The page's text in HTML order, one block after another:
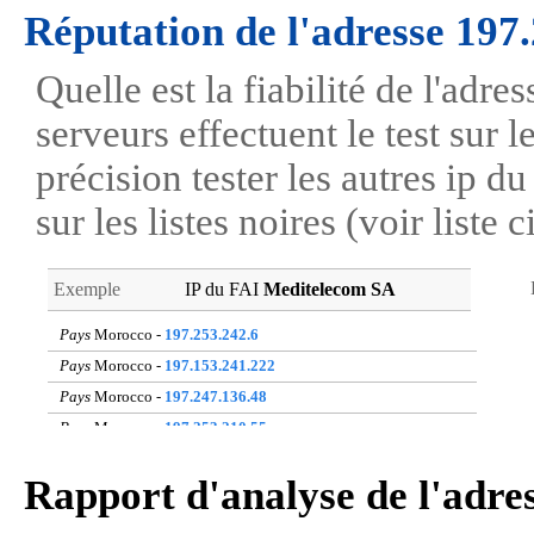
Réputation de l'adresse
Quelle est la fiabilité de
serveurs effectuent le test sur
précision tester les autres ip
sur les listes noires (voir liste
Exemple IP du FAI Meditelecom SA
Pays Morocco - 197.253.242.6
Pays Morocco - 197.153.241.222
Pays Morocco - 197.247.136.48
Pays Morocco - 197.253.210.55
PaysMorocco -102.102.162.106
Pays
Morocco -
Rapport d'analyse de